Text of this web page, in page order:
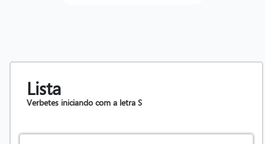
Lista
Verbetes iniciando com a letra S